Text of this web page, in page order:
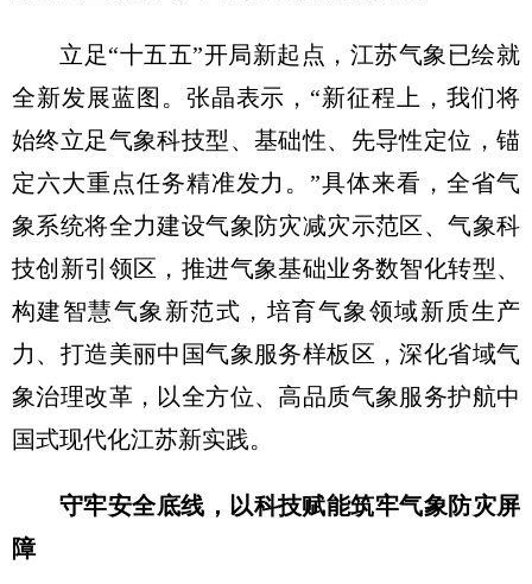
立足“十五五”开局新起点，江苏气象已绘就
全新发展蓝图。张晶表示，“新征程上，我们将
始终立足气象科技型、基础性、先导性定位，锚
定六大重点任务精准发力。”具体来看，全省气
象系统将全力建设气象防灾减灾示范区、气象科
技创新引领区，推进气象基础业务数智化转型、
构建智慧气象新范式，培育气象领域新质生产
力、打造美丽中国气象服务样板区，深化省域气
象治理改革，以全方位、高品质气象服务护航中
国式现代化江苏新实践。
守牢安全底线，以科技赋能筑牢气象防灾屏
障